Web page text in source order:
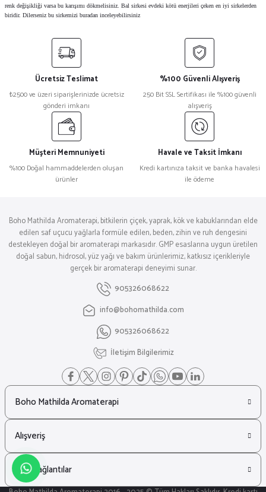
renk değişikliği varsa bu karışımı dökmelisiniz. Bal sirkesi evdeki kötü enerjileri çeken en iyi sirkelerden
biridir. Dilerseniz bu sirkemizi buradan inceleyebilirsiniz
Ücretsiz Teslimat
₺2500 ve üzeri siparişlerinizde ücretsiz
gönderi imkanı
%100 Güvenli Alışveriş
250 Bit SSL Sertifikası ile %100 güvenli
alışveriş
Müşteri Memnuniyeti
%100 Doğal hammaddelerden oluşan
ürünler
Havale ve Taksit İmkanı
Kredi kartınıza taksit ve banka havalesi
ile ödeme
Boho Mathilda Aromaterapi, bitkilerin çiçek, yaprak, kök ve kabuklarından elde
edilen saf uçucu yağlarla formüle edilen, beden, zihin ve ruh dengesini
destekleyen doğal bir aromaterapi markasıdır. GMP esaslarına uygun üretilen
doğal sabun, hidrosol, yüz yağı ve bakım ürünlerimiz, katkısız içerikleriyle
gerçek bir aromaterapi deneyimi sunar.
905326068622
info@bohomathilda.com
905326068622
İletişim Bilgilerimiz
Boho Mathilda Aromaterapi
Alışveriş
Hızlı Bağlantılar